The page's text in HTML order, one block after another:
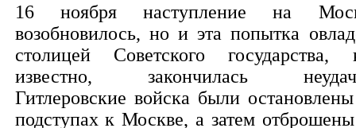
16 ноября наступление на
возобновилось, но и эта попытка
столицей Советского государства,
известно, закончилась
Гитлеровские войска были
подступах к Москве, а затем